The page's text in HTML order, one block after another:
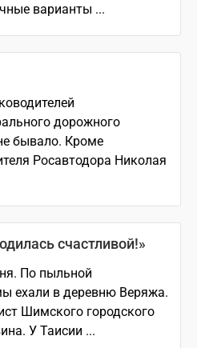
варианты ...
дорожного
бывало. Кроме
Росавтодора Николая
счастливой!»
По пыльной
ехали в деревню Веряжа.
Шимского городского
У Таисии ...